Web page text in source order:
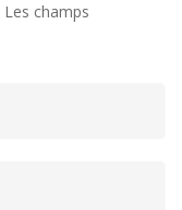
Les champs